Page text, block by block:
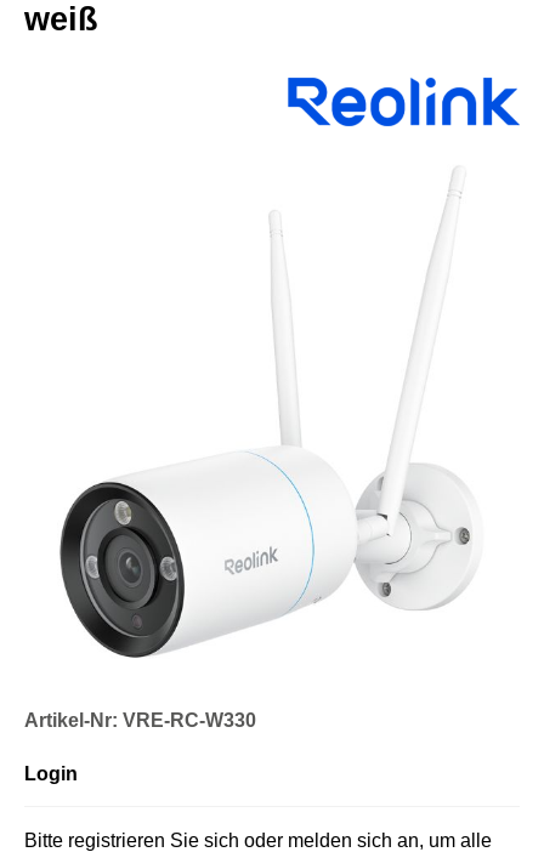
weiß
Artikel-Nr: VRE-RC-W330
Login
Bitte registrieren Sie sich oder melden sich an, um alle